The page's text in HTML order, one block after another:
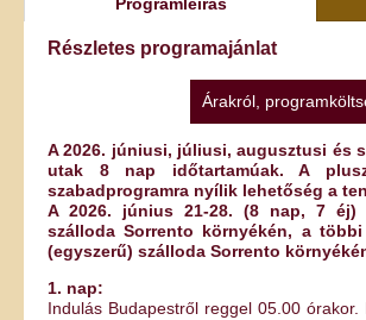
Részletes programajánlat
Árakról,
A 2026. júniusi, júliusi, augusztusi és
utak 8 nap időtartamúak. A
szabadprogramra nyílik lehetőség a
A 2026. június 21-28. (8 nap, 7 éj)
szálloda Sorrento környékén, a
(egyszerű) szálloda Sorrento
1. nap:
Indulás Budapestről reggel 05.00